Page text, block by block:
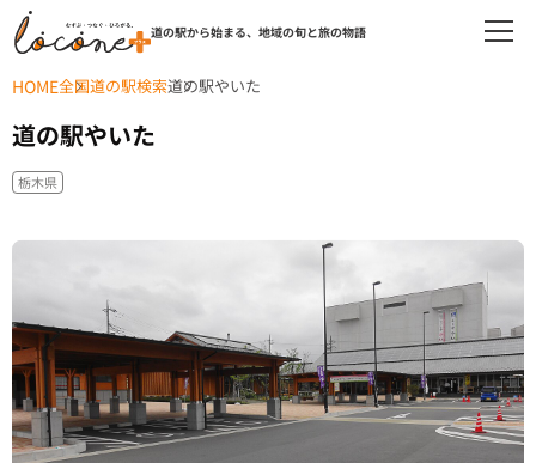
道の駅から始まる、地域の旬と旅の物語
HOME全国道の駅検索道の駅やいた
道の駅やいた
栃木県